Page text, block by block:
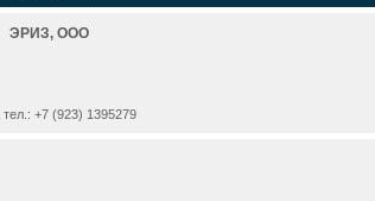
ЭРИЗ, ООО
+7 (923) 1395279